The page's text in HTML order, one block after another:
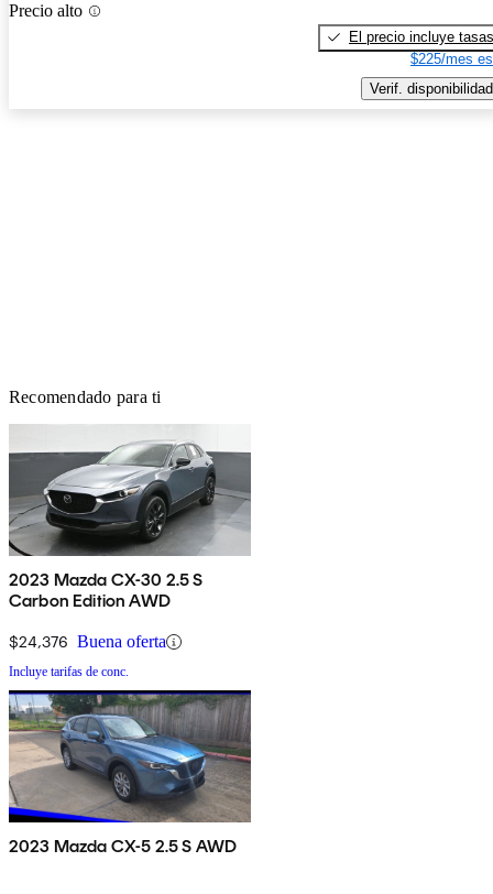
Precio alto
El precio incluye tasas
$225/mes
Verif. disponibilidad
Recomendado para ti
2023 Mazda CX-30 2.5 S
Carbon Edition AWD
$24,376 Buena oferta
Incluye tarifas de conc.
2023 Mazda CX-5 2.5 S AWD